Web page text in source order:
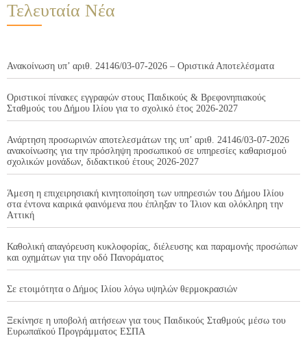
Τελευταία Νέα
Ανακοίνωση υπ’ αριθ. 24146/03-07-2026 – Οριστικά Αποτελέσματα
Οριστικοί πίνακες εγγραφών στους Παιδικούς & Βρεφονηπιακούς
Σταθμούς του Δήμου Ιλίου για το σχολικό έτος 2026-2027
Ανάρτηση προσωρινών αποτελεσμάτων της υπ’ αριθ. 24146/03-07-2026
ανακοίνωσης για την πρόσληψη προσωπικού σε υπηρεσίες καθαρισμού
σχολικών μονάδων, διδακτικού έτους 2026-2027
Άμεση η επιχειρησιακή κινητοποίηση των υπηρεσιών του Δήμου Ιλίου
στα έντονα καιρικά φαινόμενα που έπληξαν το Ίλιον και ολόκληρη την
Αττική
Καθολική απαγόρευση κυκλοφορίας, διέλευσης και παραμονής προσώπων
και οχημάτων για την οδό Πανοράματος
Σε ετοιμότητα ο Δήμος Ιλίου λόγω υψηλών θερμοκρασιών
Ξεκίνησε η υποβολή αιτήσεων για τους Παιδικούς Σταθμούς μέσω του
Ευρωπαϊκού Προγράμματος ΕΣΠΑ